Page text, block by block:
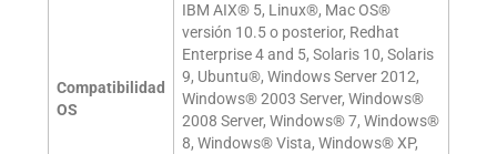
Compatibilidad
OS
IBM AIX® 5, Linux®, Mac OS®
versión 10.5 o posterior, Redhat
Enterprise 4 and 5, Solaris 10, Solaris
9, Ubuntu®, Windows Server 2012,
Windows® 2003 Server, Windows®
2008 Server, Windows® 7, Windows®
8, Windows® Vista, Windows® XP,